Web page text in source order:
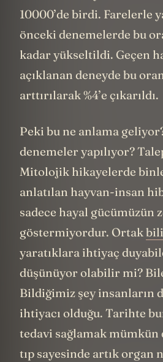
10000’de birdi. Farelerle
önceki denemelerde bu
kadar yükseltildi. Geçen
açıklanan deneyde bu
arttırılarak %4’e çıkarıldı.
Peki bu ne anlama
denemeler yapılıyor?
Mitolojik hikayelerde
anlatılan hayvan-insan
sadece hayal gücümüzün
göstermiyordur. Ortak
yaratıklara ihtiyaç
düşünüyor olabilir mi?
Bildiğimiz şey insanların
ihtiyacı olduğu. Tarihte
tedavi sağlamak
tıp sayesinde artık organ